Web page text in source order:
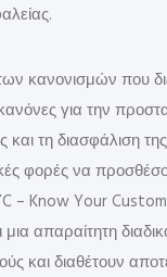
κανονισμών που
για την
και τη διασφάλιση
φορές να
– Know Your
μια απαραίτητη
και διαθέτουν